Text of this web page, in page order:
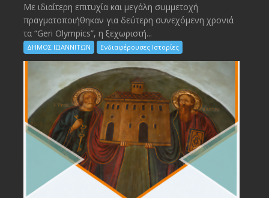
Με ιδιαίτερη επιτυχία και μεγάλη συμμετοχή
πραγματοποιήθηκαν για δεύτερη συνεχόμενη χρονιά
τα “Geri Olympics”, η ξεχωριστή...
ΔΗΜΟΣ ΙΩΑΝΝΙΤΩΝ Ενδιαφέρουσες Ιστορίες